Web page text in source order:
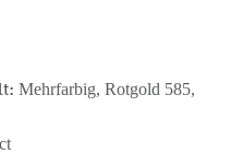
Mehrfarbig, Rotgold 585,